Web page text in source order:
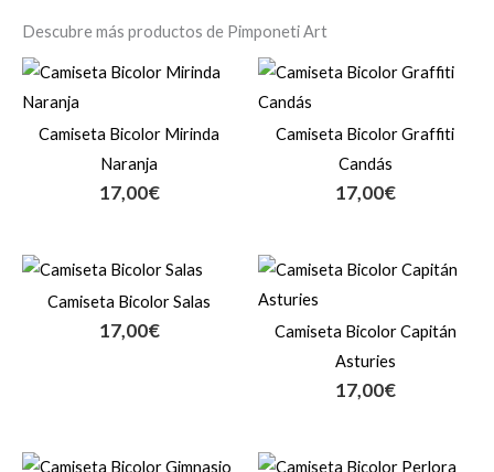
Descubre más productos de Pimponeti Art
Camiseta Bicolor Mirinda
Naranja
17,00€
Camiseta Bicolor Graffiti
Candás
17,00€
Camiseta Bicolor Salas
17,00€
Camiseta Bicolor Capitán
Asturies
17,00€